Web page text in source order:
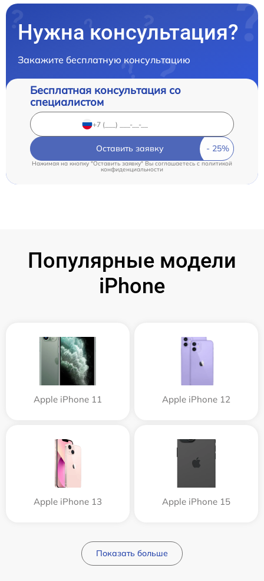
Нужна консультация?
Закажите бесплатную консультацию
Бесплатная консультация со
специалистом
Оставить заявку
Нажимая на кнопку "Оставить заявку" Вы соглашаетесь cполитикой
конфиденциальности
Популярные модели
iPhone
Apple iPhone 11 Apple iPhone 12
Apple iPhone 13 Apple iPhone 15
Показать больше